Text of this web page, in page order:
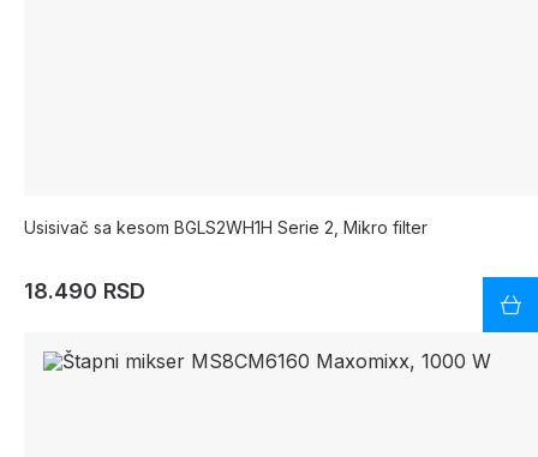
Usisivač sa kesom BGLS2WH1H Serie 2, Mikro filter
18.490 RSD